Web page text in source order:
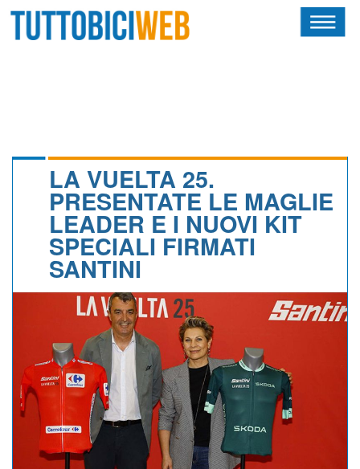
CALENDARIO
ALBI D'ORO
NEWSLETTER
LA VUELTA 25.
PRESENTATE LE MAGLIE
LEADER E I NUOVI KIT
SPECIALI FIRMATI
SANTINI